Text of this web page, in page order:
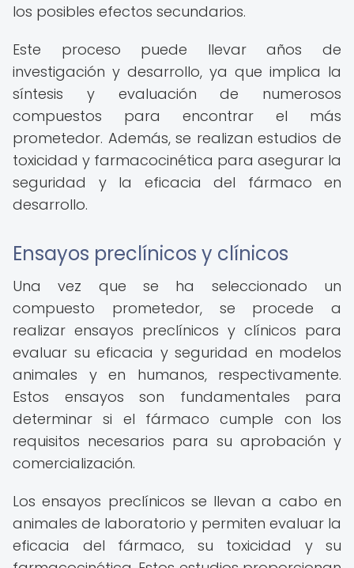
los posibles efectos secundarios.
Este proceso puede llevar años de
investigación y desarrollo, ya que implica la
síntesis y evaluación de numerosos
compuestos para encontrar el más
prometedor. Además, se realizan estudios de
toxicidad y farmacocinética para asegurar la
seguridad y la eficacia del fármaco en
desarrollo.
Ensayos preclínicos y clínicos
Una vez que se ha seleccionado un
compuesto prometedor, se procede a
realizar ensayos preclínicos y clínicos para
evaluar su eficacia y seguridad en modelos
animales y en humanos, respectivamente.
Estos ensayos son fundamentales para
determinar si el fármaco cumple con los
requisitos necesarios para su aprobación y
comercialización.
Los ensayos preclínicos se llevan a cabo en
animales de laboratorio y permiten evaluar la
eficacia del fármaco, su toxicidad y su